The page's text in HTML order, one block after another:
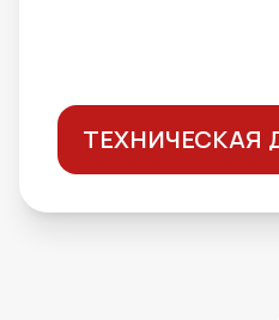
ТЕХНИЧЕСКАЯ